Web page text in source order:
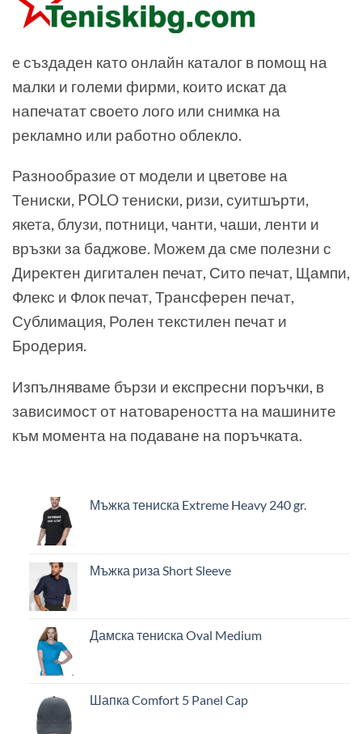
e създаден като онлайн каталог в помощ на
малки и големи фирми, които искат да
напечатат своето лого или снимка на
рекламно или работно облекло.
Разнообразие от модели и цветове на
Тениски, POLO тениски, ризи, суитшърти,
якета, блузи, потници, чанти, чаши, ленти и
връзки за баджове. Можем да сме полезни с
Директен дигитален печат, Сито печат, Щампи,
Флекс и Флок печат, Трансферен печат,
Сублимация, Ролен текстилен печат и
Бродерия.
Изпълняваме бързи и експресни поръчки, в
зависимост от натовареността на машините
към момента на подаване на поръчката.
Мъжка тениска Extreme Heavy 240 gr.
Мъжка риза Short Sleeve
Дамска тениска Oval Medium
Шапка Comfort 5 Panel Cap